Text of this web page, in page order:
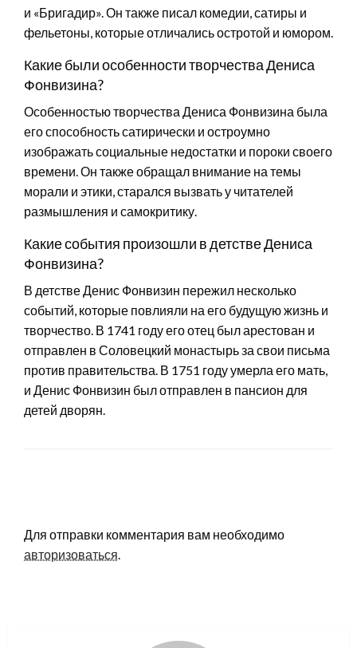
и «Бригадир». Он также писал комедии, сатиры и
фельетоны, которые отличались остротой и юмором.
Какие были особенности творчества Дениса
Фонвизина?
Особенностью творчества Дениса Фонвизина была
его способность сатирически и остроумно
изображать социальные недостатки и пороки своего
времени. Он также обращал внимание на темы
морали и этики, старался вызвать у читателей
размышления и самокритику.
Какие события произошли в детстве Дениса
Фонвизина?
В детстве Денис Фонвизин пережил несколько
событий, которые повлияли на его будущую жизнь и
творчество. В 1741 году его отец был арестован и
отправлен в Соловецкий монастырь за свои письма
против правительства. В 1751 году умерла его мать,
и Денис Фонвизин был отправлен в пансион для
детей дворян.
Для отправки комментария вам необходимо
авторизоваться.